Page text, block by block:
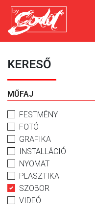
KERESŐ
MŰFAJ
FESTMÉNY
FOTÓ
GRAFIKA
INSTALLÁCIÓ
NYOMAT
PLASZTIKA
SZOBOR
VIDEÓ